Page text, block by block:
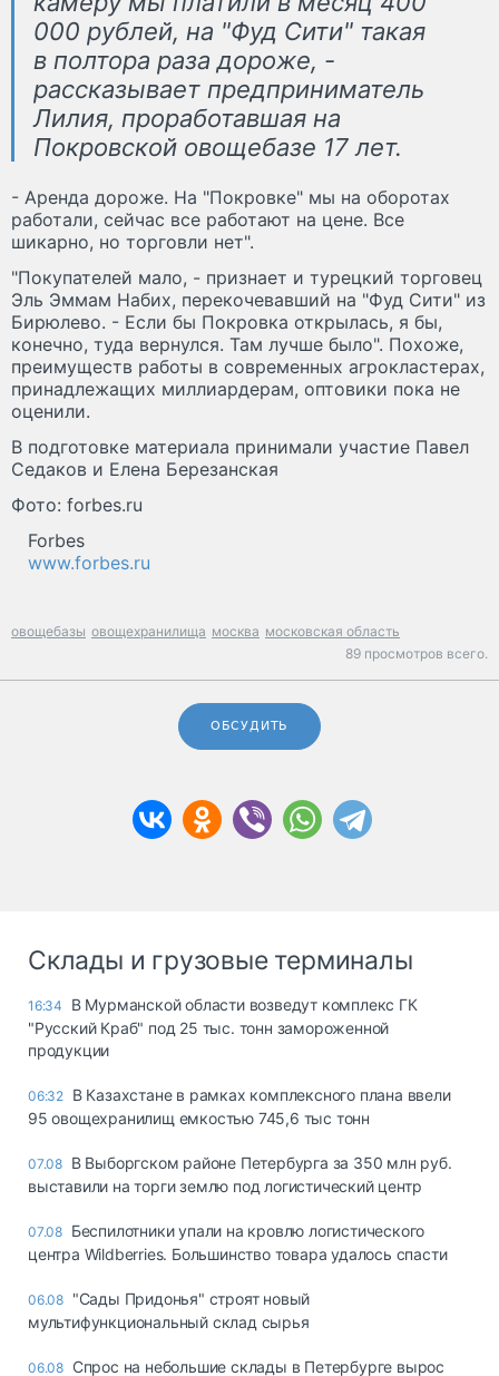
000 рублей, на "Фуд Сити" такая
в полтора раза дороже, -
рассказывает предприниматель
Лилия, проработавшая на
Покровской овощебазе 17 лет.
- Аренда дороже. На "Покровке" мы на оборотах
работали, сейчас все работают на цене. Все
шикарно, но торговли нет".
"Покупателей мало, - признает и турецкий торговец
Эль Эммам Набих, перекочевавший на "Фуд Сити" из
Бирюлево. - Если бы Покровка открылась, я бы,
конечно, туда вернулся. Там лучше было". Похоже,
преимуществ работы в современных агрокластерах,
принадлежащих миллиардерам, оптовики пока не
оценили.
В подготовке материала принимали участие Павел
Седаков и Елена Березанская
Фото: forbes.ru
Forbes
www.forbes.ru
овощебазы овощехранилища москва московская область
89 просмотров всего.
ОБСУДИТЬ
Склады и грузовые терминалы
16:34
В Мурманской области возведут комплекс ГК
"Русский Краб" под 25 тыс. тонн замороженной
продукции
06:32 В Казахстане в рамках комплексного плана ввели
95 овощехранилищ емкостью 745,6 тыс тонн
07.08 В Выборгском районе Петербурга за 350 млн руб.
выставили на торги землю под логистический центр
07.08 Беспилотники упали на кровлю логистического
центра Wildberries. Большинство товара удалось спасти
06.08 "Сады Придонья" строят новый
мультифункциональный склад сырья
06.08 Спрос на небольшие склады в Петербурге вырос